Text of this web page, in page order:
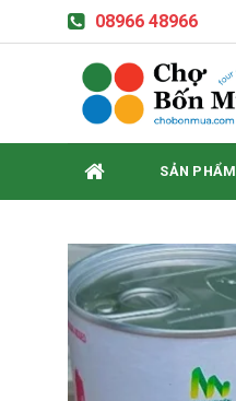
to
08966 48966
SẢN PHẨM